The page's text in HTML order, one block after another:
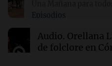
01:29 Mundo
El lago Mead alcanza
años, evidenciando
Episodios
Audio. Orellana
de folclore en